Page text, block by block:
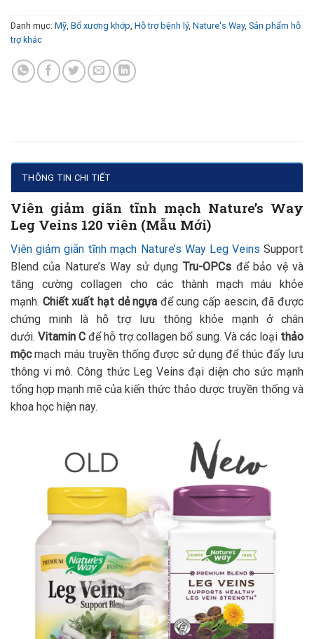
Danh mục: Mỹ, Bổ xương khớp, Hỗ trợ bệnh lý, Nature's Way, Sản phẩm hỗ
trợ khác
THÔNG TIN CHI TIẾT
Viên giảm giãn tĩnh mạch Nature’s Way
Leg Veins 120 viên (Mẫu Mới)
Viên giảm giãn tĩnh mạch Nature’s Way Leg Veins Support
Blend của Nature’s Way sử dụng Tru-OPCs để bảo vệ và
tăng cường collagen cho các thành mạch máu khỏe
mạnh. Chiết xuất hạt dẻ ngựa để cung cấp aescin, đã được
chứng minh là hỗ trợ lưu thông khỏe mạnh ở chân
dưới. Vitamin C để hỗ trợ collagen bổ sung. Và các loại thảo
mộcmạch máu truyền thống được sử dụng để thúc đẩy lưu
thông vi mô. Công thức Leg Veins đại diện cho sức mạnh
tổng hợp mạnh mẽ của kiến thức thảo dược truyền thống và
khoa học hiện nay.